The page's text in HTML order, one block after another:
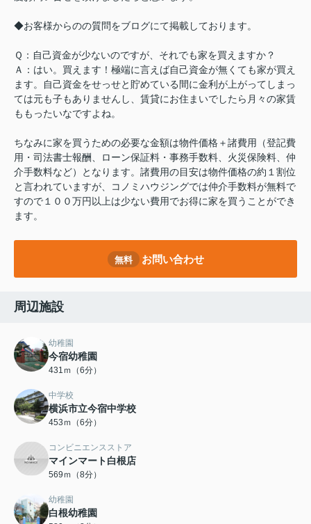
◆お客様からのの質問をブログにて掲載しております。
Ｑ：自己資金が少ないのですが、それでも家を買えますか？
Ａ：はい。買えます！極端に言えば自己資金が無くても家が買え
ます。自己資金をせっせと貯めている間に金利が上がってしまっ
ては元も子もありませんし、賃貸にお住まいでしたら月々の家賃
ももったいなですよね。
ちなみに家を買うための必要な金額は物件価格＋諸費用（登記費
用・司法書士報酬、ローン保証料・事務手数料、火災保険料、仲
介手数料など）となります。諸費用の目安は物件価格の約１割位
と言われていますが、コノミハウジングでは仲介手数料が無料で
すので１００万円以上は少ない費用でお得に家を買うことができ
ます。
無料 お問い合わせ
周辺施設
幼稚園
今宿幼稚園
431ｍ（6分）
中学校
横浜市立今宿中学校
453ｍ（6分）
コンビニエンスストア
マインマート白根店
569ｍ（8分）
幼稚園
白根幼稚園